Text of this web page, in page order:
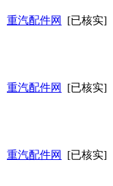
重汽配件网 [已核实]
重汽配件网 [已核实]
重汽配件网 [已核实]